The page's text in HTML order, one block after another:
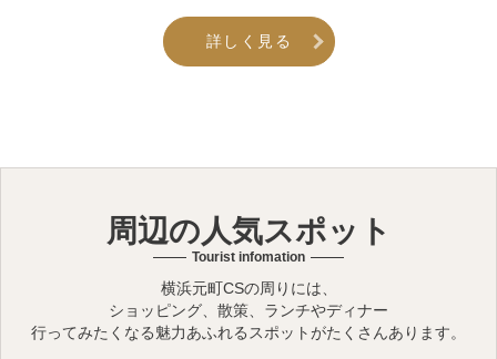
詳しく見る
周辺の人気スポット
Tourist infomation
横浜元町CSの周りには、
ショッピング、散策、ランチやディナー
行ってみたくなる魅力あふれるスポットがたくさんあります。